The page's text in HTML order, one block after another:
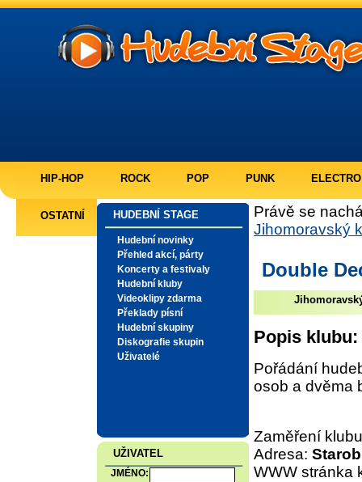
HIP-HOP ROCK POP PUNK ELECTRO
OSTATNÍ HUDEBNÍ STAGE
Hudební novinky
Přehled akcí, párty
Koncerty a festivaly
Hudební kluby
Videoklipy zdarma
Překlady písní
Hudební skupiny
Diskografie skupin
Uživatelé
UŽIVATEL
JMÉNO:
Právě se
Jihomoravský
Double
Popis klubu:
Pořádání
osob a dvěma
Zaměření
Adresa:
WWW stránka